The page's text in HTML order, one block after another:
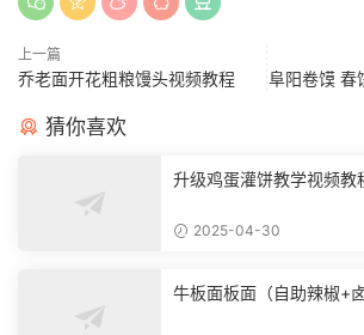
上一篇
乔老面开花粗粮馒头视频教程 阜阳卷馍 春
猜你喜欢
升级鸡蛋灌饼教学视频教
2025-04-30
牛板面板面（自助辣椒+